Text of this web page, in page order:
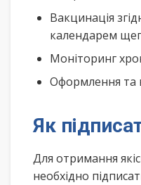
Вакцинація
календарем
Моніторинг
Оформлення та
Як
Для отримання
необхідно